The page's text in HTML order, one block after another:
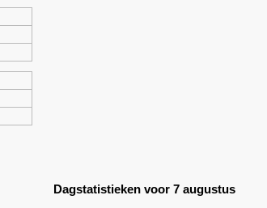
Dagstatistieken voor 7 augustus